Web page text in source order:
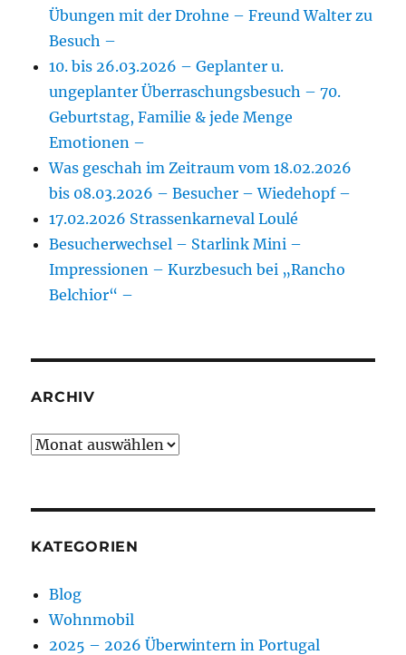
Übungen mit der Drohne – Freund Walter zu
Besuch –
10. bis 26.03.2026 – Geplanter u.
ungeplanter Überraschungsbesuch – 70.
Geburtstag, Familie & jede Menge
Emotionen –
Was geschah im Zeitraum vom 18.02.2026
bis 08.03.2026 – Besucher – Wiedehopf –
17.02.2026 Strassenkarneval Loulé
Besucherwechsel – Starlink Mini –
Impressionen – Kurzbesuch bei „Rancho
Belchior“ –
ARCHIV
Archiv
KATEGORIEN
Blog
Wohnmobil
2025 – 2026 Überwintern in Portugal